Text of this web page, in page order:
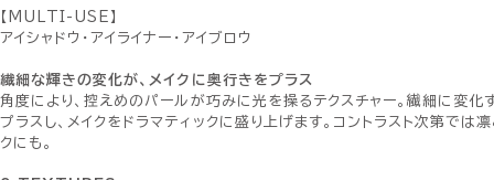
【MULTI-USE】
アイシャドウ・アイライナー・アイブロウ
繊細な輝きの変化が、メイクに奥行きをプラス
角度により、控えめのパールが巧みに光を操るテクスチャー。繊細に変化
プラスし、メイクをドラマティックに盛り上げます。コントラスト次第では
クにも。